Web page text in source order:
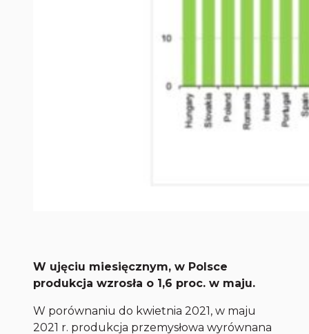
W ujęciu miesięcznym, w Polsce
produkcja wzrosła o 1,6 proc. w maju.
W porównaniu do kwietnia 2021, w maju
2021 r. produkcja przemysłowa wyrównana